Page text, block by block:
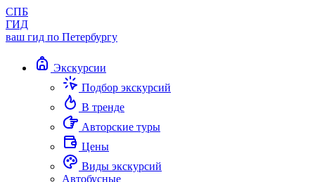
СПБ
ГИД
ваш гид по Петербургу
Экскурсии
Подбор экскурсий
В тренде
Авторские туры
Цены
Виды экскурсий
Автобусные